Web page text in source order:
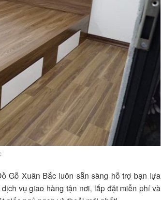
Gỗ Xuân Bắc luôn sẵn sàng hỗ trợ bạn lựa
vụ giao hàng tận nơi, lắp đặt miễn phí và